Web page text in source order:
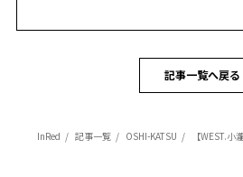
記事一覧へ戻る
InRed 記事一覧 OSHI-KATSU 【WEST.小瀧 望】ミュージカルで